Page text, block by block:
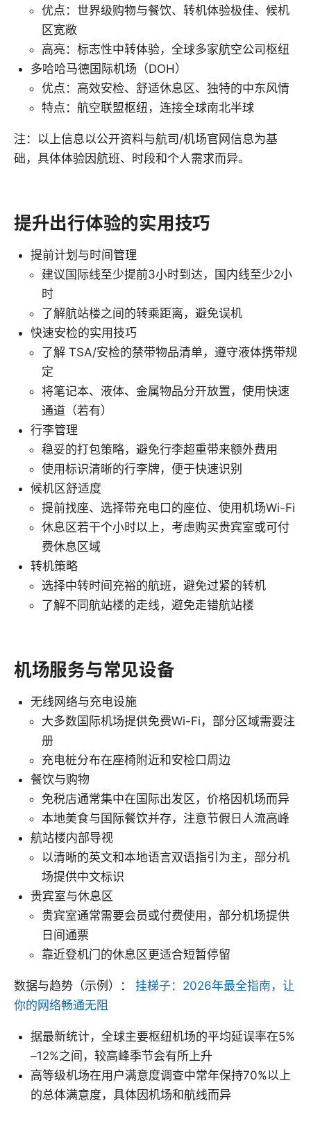
优点：世界级购物与餐饮、转机体验极佳、候机
区宽敞
高亮：标志性中转体验，全球多家航空公司枢纽
多哈哈马德国际机场（DOH）
优点：高效安检、舒适休息区、独特的中东风情
特点：航空联盟枢纽，连接全球南北半球
注：以上信息以公开资料与航司/机场官网信息为基
础，具体体验因航班、时段和个人需求而异。
提升出行体验的实用技巧
提前计划与时间管理
建议国际线至少提前3小时到达，国内线至少2小
时
了解航站楼之间的转乘距离，避免误机
快速安检的实用技巧
了解 TSA/安检的禁带物品清单，遵守液体携带规
定
将笔记本、液体、金属物品分开放置，使用快速
通道（若有）
行李管理
稳妥的打包策略，避免行李超重带来额外费用
使用标识清晰的行李牌，便于快速识别
候机区舒适度
提前找座、选择带充电口的座位、使用机场Wi-Fi
休息区若干个小时以上，考虑购买贵宾室或可付
费休息区域
转机策略
选择中转时间充裕的航班，避免过紧的转机
了解不同航站楼的走线，避免走错航站楼
机场服务与常见设备
无线网络与充电设施
大多数国际机场提供免费Wi-Fi，部分区域需要注
册
充电桩分布在座椅附近和安检口周边
餐饮与购物
免税店通常集中在国际出发区，价格因机场而异
本地美食与国际餐饮并存，注意节假日人流高峰
航站楼内部导视
以清晰的英文和本地语言双语指引为主，部分机
场提供中文标识
贵宾室与休息区
贵宾室通常需要会员或付费使用，部分机场提供
日间通票
靠近登机门的休息区更适合短暂停留
数据与趋势（示例）： 挂梯子：2026年最全指南，让
你的网络畅通无阻
据最新统计，全球主要枢纽机场的平均延误率在5%
–12%之间，较高峰季节会有所上升
高等级机场在用户满意度调查中常年保持70%以上
的总体满意度，具体因机场和航线而异